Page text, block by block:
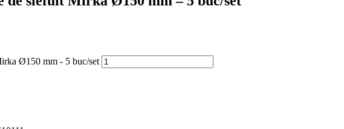
Ø150 mm - 5 buc/set